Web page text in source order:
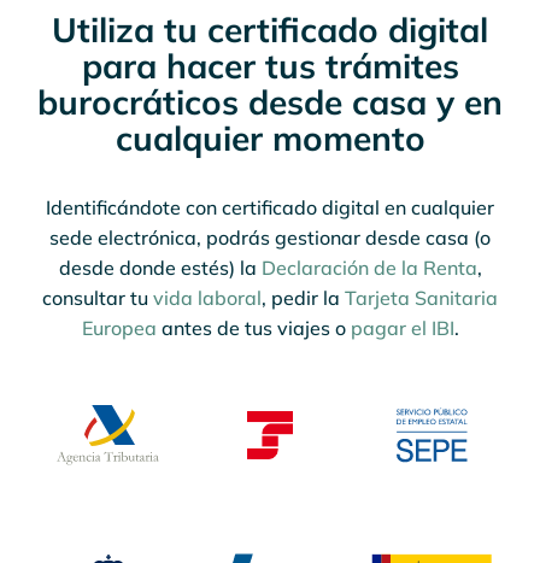
Utiliza tu certificado digital
para hacer tus trámites
burocráticos desde casa y en
cualquier momento
Identificándote con certificado digital en cualquier
sede electrónica, podrás gestionar desde casa (o
desde donde estés) la Declaración de la Renta,
consultar tu vida laboral, pedir la Tarjeta Sanitaria
Europea antes de tus viajes o pagar el IBI.